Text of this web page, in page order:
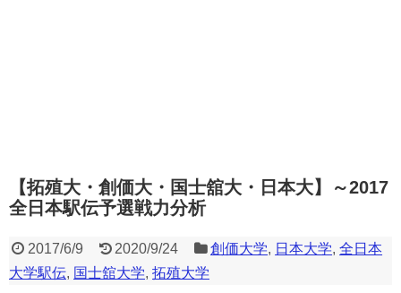
【拓殖大・創価大・国士舘大・日本大】～2017
全日本駅伝予選戦力分析
2017/6/9 2020/9/24 創価大学, 日本大学,全日本
大学駅伝, 国士舘大学, 拓殖大学